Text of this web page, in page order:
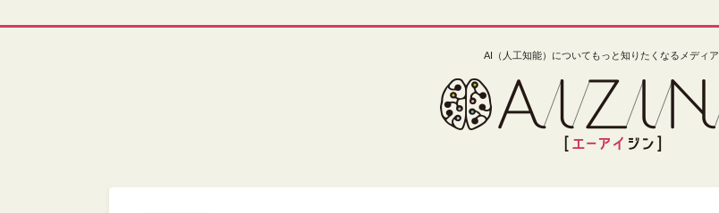
AI（人工知能）についてもっと知りたくなるメディア